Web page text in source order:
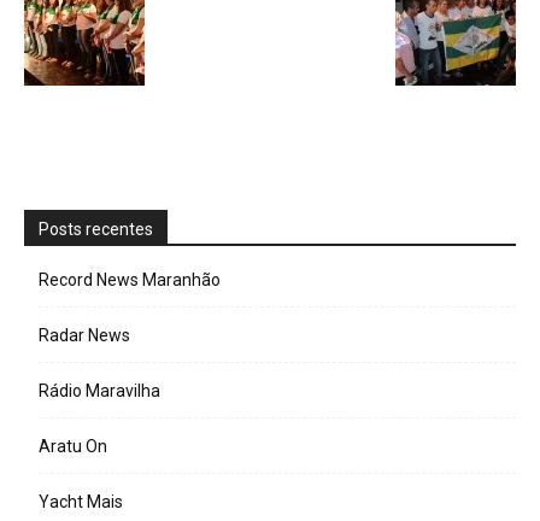
Posts recentes
Record News Maranhão
Radar News
Rádio Maravilha
Aratu On
Yacht Mais